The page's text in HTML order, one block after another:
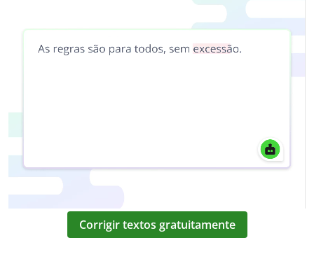
Corrigir textos gratuitamente